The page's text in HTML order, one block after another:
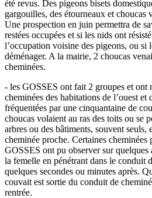
été revus. Des pigeons bisets
gargouilles, des étourneaux et choucas
Une prospection en juin permettra de
restées occupées et si les nids ont
l’occupation voisine des pigeons, ou si
déménager. A la mairie, 2 choucas
cheminées.
- les GOSSES ont fait 2 groupes et ont
cheminées des habitations de l’ouest et
fréquentées par une cinquantaine de
choucas volaient au ras des toits ou se
arbres ou des bâtiments, souvent seuls,
cheminée proche. Certaines cheminées
GOSSES ont pu observer sur
la femelle en pénétrant dans le conduit
quelques secondes ou minutes après.
couvait est sortie du conduit de
rentrée.